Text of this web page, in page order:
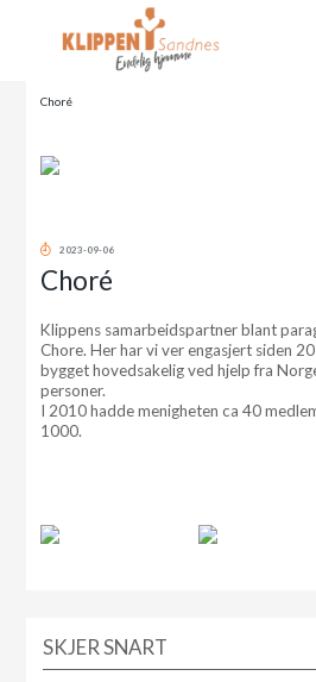
Choré
2023-09-06
Choré
Klippens samarbeidspartner blant
Chore. Her har vi ver engasjert siden
bygget hovedsakelig ved hjelp fra
personer.
I 2010 hadde menigheten ca 40
1000.
SKJER SNART